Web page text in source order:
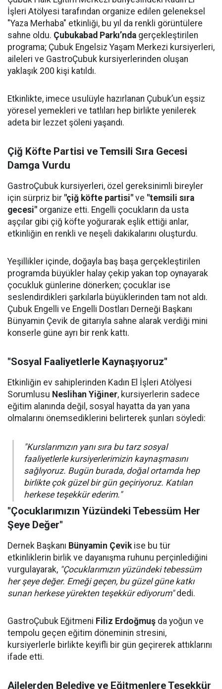
İşleri Atölyesi tarafından organize edilen geleneksel
"Yaza Merhaba" etkinliği, bu yıl da renkli görüntülere
sahne oldu. Çubukabad Parkı’nda gerçekleştirilen
programa; Çubuk Engelsiz Yaşam Merkezi kursiyerleri,
aileleri ve GastroÇubuk kursiyerlerinden oluşan
yaklaşık 200 kişi katıldı.
Etkinlikte, imece usulüyle hazırlanan Çubuk’un eşsiz
yöresel yemekleri ve tatlıları hep birlikte yenilerek
adeta bir lezzet şöleni yaşandı.
Çiğ Köfte Partisi ve Temsili Sıra Gecesi
Damga Vurdu
GastroÇubuk kursiyerleri, özel gereksinimli bireyler
için sürpriz bir "çiğ köfte partisi" ve "temsili sıra
gecesi" organize etti. Engelli çocukların da usta
aşçılar gibi çiğ köfte yoğurarak eşlik ettiği anlar,
etkinliğin en renkli ve neşeli dakikalarını oluşturdu.
Yeşillikler içinde, doğayla baş başa gerçekleştirilen
programda büyükler halay çekip yakan top oynayarak
çocukluk günlerine dönerken; çocuklar ise
seslendirdikleri şarkılarla büyüklerinden tam not aldı.
Çubuk Engelli ve Engelli Dostları Derneği Başkanı
Bünyamin Çevik de gitarıyla sahne alarak verdiği mini
konserle güne ayrı bir renk kattı.
"Sosyal Faaliyetlerle Kaynaşıyoruz"
Etkinliğin ev sahiplerinden Kadın El İşleri Atölyesi
Sorumlusu Neslihan Yiğiner, kursiyerlerin sadece
eğitim alanında değil, sosyal hayatta da yan yana
olmalarını önemsediklerini belirterek şunları söyledi:
"Kurslarımızın yanı sıra bu tarz sosyal
faaliyetlerle kursiyerlerimizin kaynaşmasını
sağlıyoruz. Bugün burada, doğal ortamda hep
birlikte çok güzel bir gün geçiriyoruz. Katılan
herkese teşekkür ederim."
"Çocuklarımızın Yüzündeki Tebessüm Her
Şeye Değer"
Dernek Başkanı Bünyamin Çevikise bu tür
etkinliklerin birlik ve dayanışma ruhunu perçinlediğini
vurgulayarak, "Çocuklarımızın yüzündeki tebessüm
her şeye değer. Emeği geçen, bu güzel güne katkı
sunan herkese yürekten teşekkür ediyorum"dedi.
GastroÇubuk Eğitmeni Filiz Erdoğmuş da yoğun ve
tempolu geçen eğitim döneminin stresini,
kursiyerlerle birlikte keyifli bir gün geçirerek attıklarını
ifade etti.
Ailelerden Belediye ve Eğitmenlere Teşekkür